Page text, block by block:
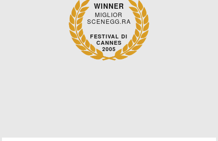
WINNER
MIGLIOR
SCENEGG.RA
FESTIVAL DI
CANNES
2005